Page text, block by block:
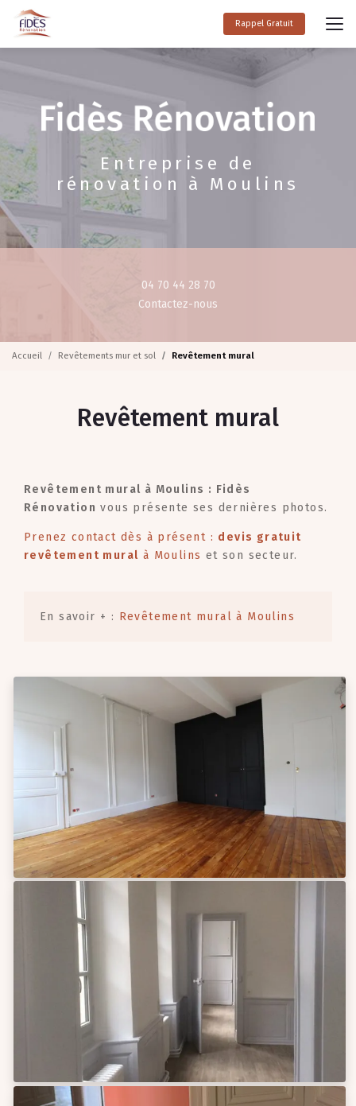
Aller
contenu
Rappel Gratuit
Entreprise de
rénovation à Moulins
04 70 44 28 70
Contactez-nous
Accueil Revêtements mur et sol Revêtement mural
Revêtement mural
Revêtement mural à Moulins : Fidès
Rénovation vous présente ses dernières photos.
Prenez contact dès à présent : devis gratuit
revêtement mural à Moulins et son secteur.
En savoir + : Revêtement mural à Moulins